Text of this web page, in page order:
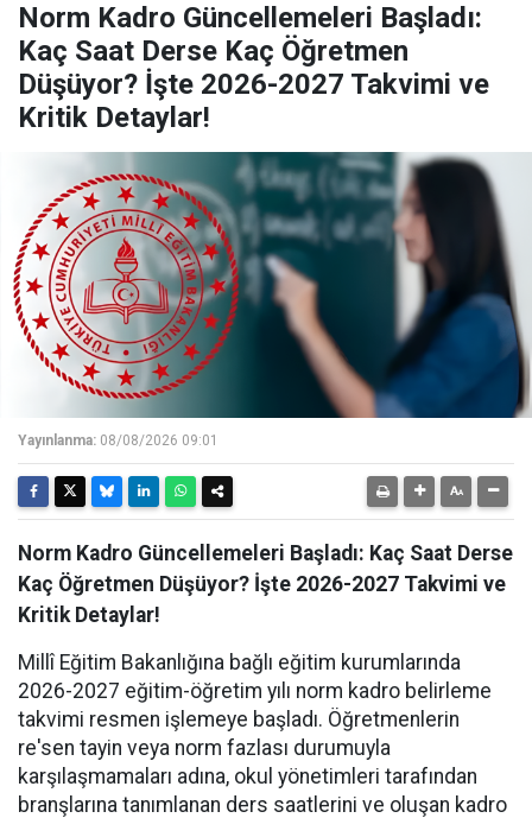
Norm Kadro Güncellemeleri Başladı:
Kaç Saat Derse Kaç Öğretmen
Düşüyor? İşte 2026-2027 Takvimi ve
Kritik Detaylar!
Yayınlanma: 08/08/2026 09:01
Norm Kadro Güncellemeleri Başladı: Kaç Saat Derse
Kaç Öğretmen Düşüyor? İşte 2026-2027 Takvimi ve
Kritik Detaylar!
Millî Eğitim Bakanlığına bağlı eğitim kurumlarında
2026-2027 eğitim-öğretim yılı norm kadro belirleme
takvimi resmen işlemeye başladı. Öğretmenlerin
re'sen tayin veya norm fazlası durumuyla
karşılaşmamaları adına, okul yönetimleri tarafından
branşlarına tanımlanan ders saatlerini ve oluşan kadro